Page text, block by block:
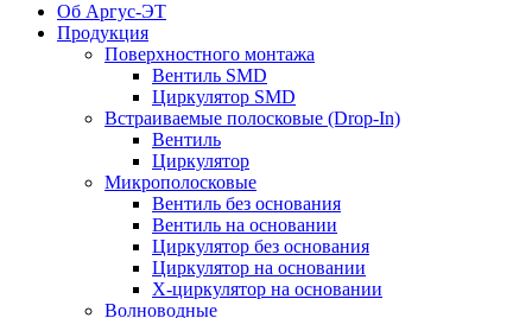
Об Аргус-ЭТ
Продукция
Поверхностного монтажа
Вентиль SMD
Циркулятор SMD
Встраиваемые полосковые (Drop-In)
Вентиль
Циркулятор
Микрополосковые
Вентиль без основания
Вентиль на основании
Циркулятор без основания
Циркулятор на основании
Х-циркулятор на основании
Волноводные